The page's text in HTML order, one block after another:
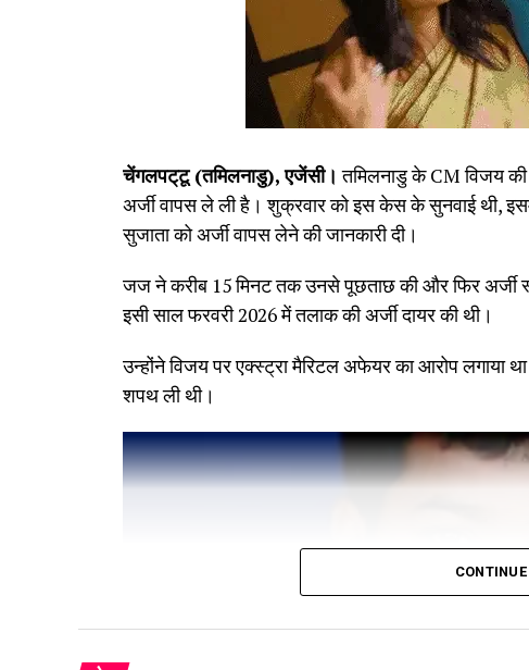
चेंगलपट्‌टू (तमिलनाडु), एजेंसी। तमिलनाडु के CM विजय की
अर्जी वापस ले ली है। शुक्रवार को इस केस के सुनवाई थी,
सुजाता को अर्जी वापस लेने की जानकारी दी।
जज ने करीब 15 मिनट तक उनसे पूछताछ की और फिर अर्जी
इसी साल फरवरी 2026 में तलाक की अर्जी दायर की थी।
उन्होंने विजय पर एक्स्ट्रा मैरिटल अफेयर का आरोप लगाया
शपथ ली थी।